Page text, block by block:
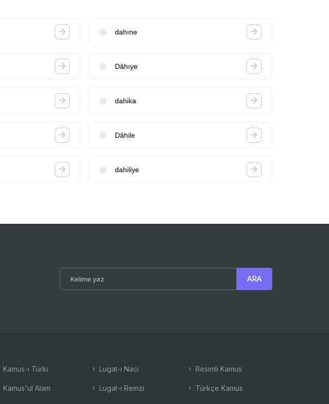
dahıne
Dâhıye
dahika
Dâhile
dahiliye
Kamus-ı Türki
Kamus'ul Alam
Lugat-ı Naci
Lugat-ı Remzi
Resimli Kamus
Türkçe Kamus